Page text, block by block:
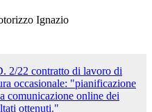
Ignazio
2/22 contratto di lavoro di
occasionale: "pianificazione
comunicazione online dei
ottenuti."